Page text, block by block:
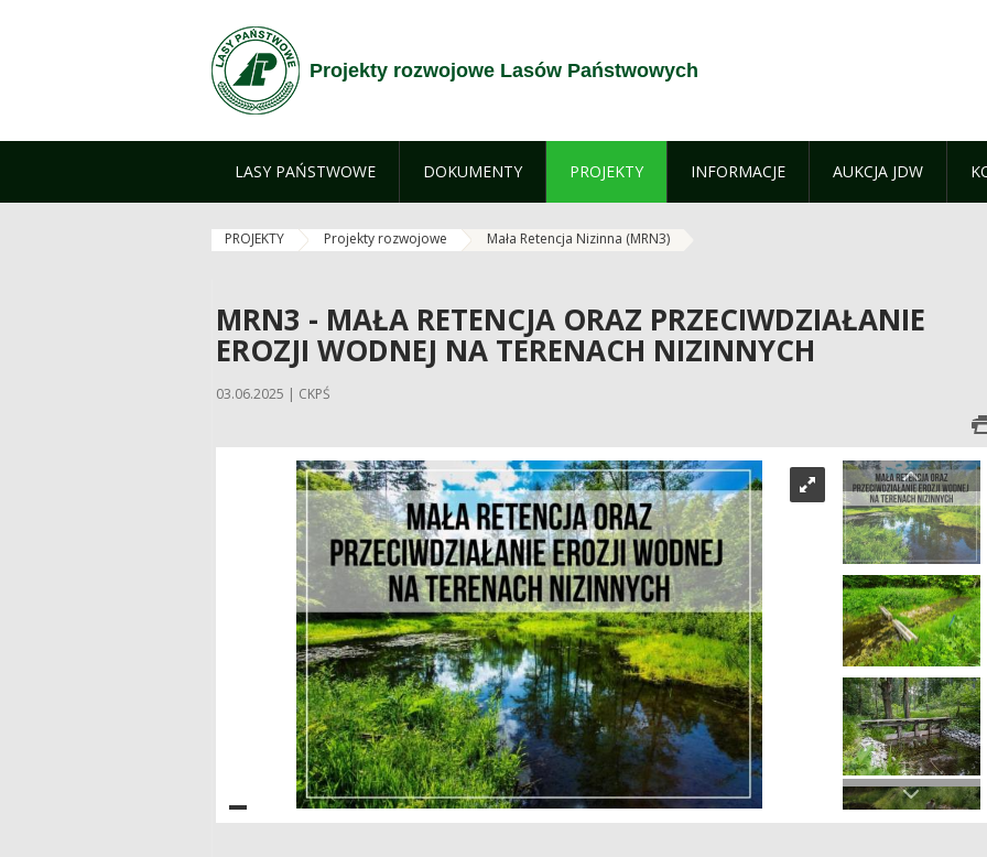
Projekty rozwojowe Lasów Państwowych
LASY PAŃSTWOWE DOKUMENTY PROJEKTY INFORMACJE AUKCJA JDW
PROJEKTY Projekty rozwojowe Mała Retencja Nizinna (MRN3)
MRN3 - MAŁA RETENCJA ORAZ PRZECIWDZIAŁANIE
EROZJI WODNEJ NA TERENACH NIZINNYCH
03.06.2025 | CKPŚ